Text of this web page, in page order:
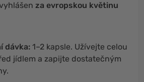
za evropskou květinu
dávka: 1–2 kapsle. Užívejte celou
jídlem a zapijte dostatečným